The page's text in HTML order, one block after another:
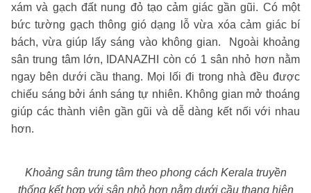
xám và gạch đất nung đỏ tạo cảm giác gần gũi. Có một
bức tường gạch thông gió dạng lỗ vừa xóa cảm giác bí
bách, vừa giúp lấy sáng vào không gian. Ngoài khoảng
sân trung tâm lớn, IDANAZHI còn có 1 sân nhỏ hơn nằm
ngay bên dưới cầu thang. Mọi lối đi trong nhà đều được
chiếu sáng bởi ánh sáng tự nhiên. Không gian mở thoáng
giúp các thành viên gần gũi và dễ dàng kết nối với nhau
hơn.
Khoảng sân trung tâm theo phong cách Kerala truyền
thống kết hợp với sân nhỏ hơn nằm dưới cầu thang hiện